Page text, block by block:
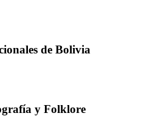
de Bolivia
y Folklore